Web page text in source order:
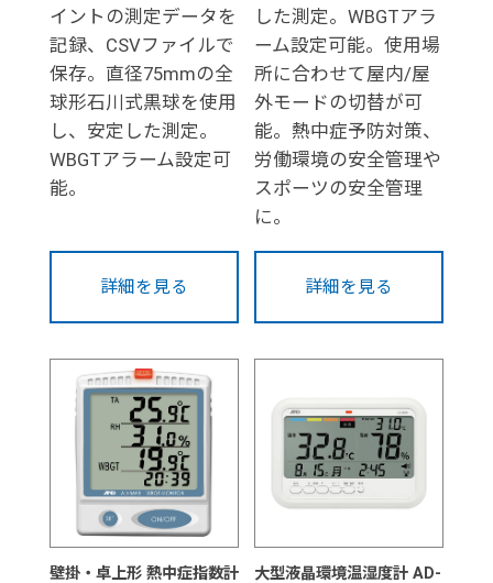
イントの測定データを
記録、CSVファイルで
保存。直径75mmの全
球形石川式黒球を使用
し、安定した測定。
WBGTアラーム設定可
能。
詳細を見る
した測定。WBGTアラ
ーム設定可能。使用場
所に合わせて屋内/屋
外モードの切替が可
能。熱中症予防対策、
労働環境の安全管理や
スポーツの安全管理
に。
詳細を見る
壁掛・卓上形 熱中症指数計
大型液晶環境温湿度計 AD-